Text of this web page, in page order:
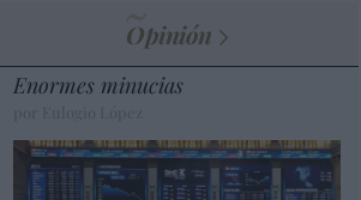
Opinión
Enormes minucias